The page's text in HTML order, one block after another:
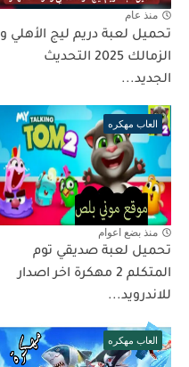
منذ عام
تحميل لعبة دريم ليج الأهلي و
الزمالك 2025 التحديث
الجديد...
العاب مهكره
منذ بضع اعوام
تحميل لعبة صديقي توم
المتكلم 2 مهكرة اخر اصدار
للاندرويد...
العاب مهكره